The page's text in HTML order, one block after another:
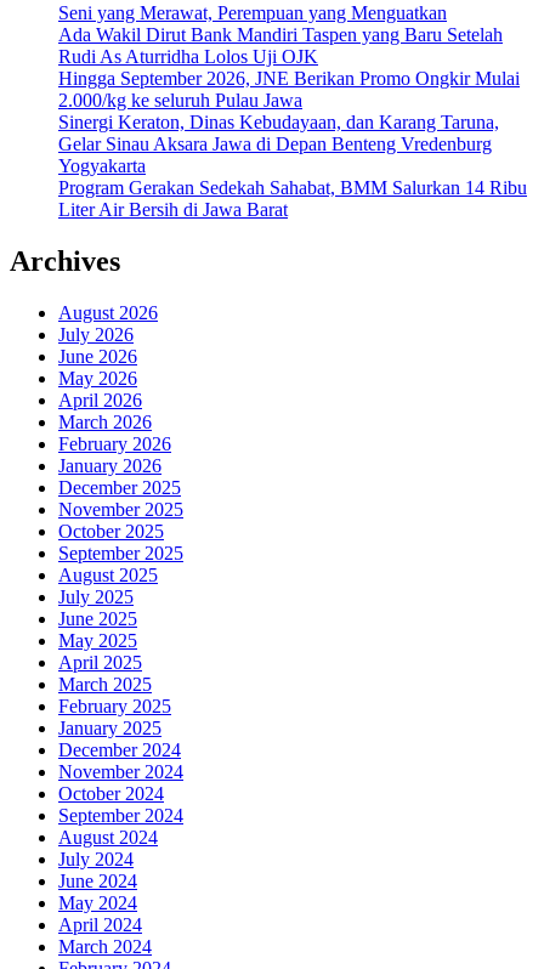
Seni yang Merawat, Perempuan yang Menguatkan
Ada Wakil Dirut Bank Mandiri Taspen yang Baru Setelah
Rudi As Aturridha Lolos Uji OJK
Hingga September 2026, JNE Berikan Promo Ongkir Mulai
2.000/kg ke seluruh Pulau Jawa
Sinergi Keraton, Dinas Kebudayaan, dan Karang Taruna,
Gelar Sinau Aksara Jawa di Depan Benteng Vredenburg
Yogyakarta
Program Gerakan Sedekah Sahabat, BMM Salurkan 14 Ribu
Liter Air Bersih di Jawa Barat
Archives
August 2026
July 2026
June 2026
May 2026
April 2026
March 2026
February 2026
January 2026
December 2025
November 2025
October 2025
September 2025
August 2025
July 2025
June 2025
May 2025
April 2025
March 2025
February 2025
January 2025
December 2024
November 2024
October 2024
September 2024
August 2024
July 2024
June 2024
May 2024
April 2024
March 2024